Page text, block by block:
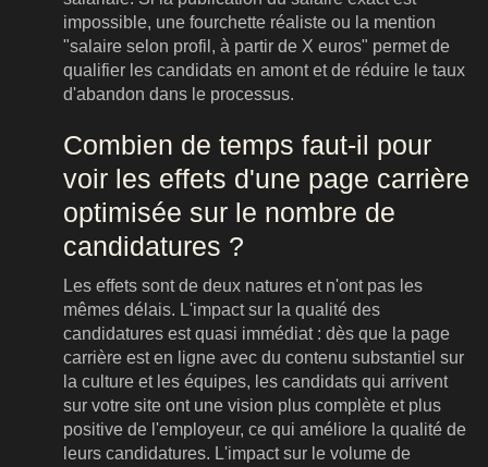
impossible, une fourchette réaliste ou la mention
"salaire selon profil, à partir de X euros" permet de
qualifier les candidats en amont et de réduire le taux
d'abandon dans le processus.
Combien de temps faut-il pour
voir les effets d'une page carrière
optimisée sur le nombre de
candidatures ?
Les effets sont de deux natures et n'ont pas les
mêmes délais. L'impact sur la qualité des
candidatures est quasi immédiat : dès que la page
carrière est en ligne avec du contenu substantiel sur
la culture et les équipes, les candidats qui arrivent
sur votre site ont une vision plus complète et plus
positive de l'employeur, ce qui améliore la qualité de
leurs candidatures. L'impact sur le volume de